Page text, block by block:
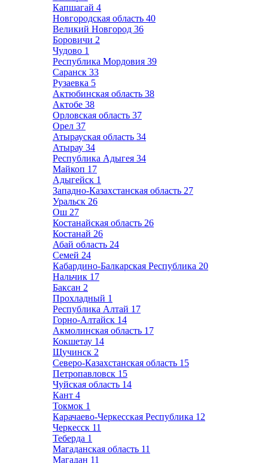
Капшагай 4
Новгородская область 40
Великий Новгород 36
Боровичи 2
Чудово 1
Республика Мордовия 39
Саранск 33
Рузаевка 5
Актюбинская область 38
Актобе 38
Орловская область 37
Орел 37
Атырауская область 34
Атырау 34
Республика Адыгея 34
Майкоп 17
Адыгейск 1
Западно-Казахстанская область 27
Уральск 26
Ош 27
Костанайская область 26
Костанай 26
Абай область 24
Семей 24
Кабардино-Балкарская Республика 20
Нальчик 17
Баксан 2
Прохладный 1
Республика Алтай 17
Горно-Алтайск 14
Акмолинская область 17
Кокшетау 14
Щучинск 2
Северо-Казахстанская область 15
Петропавловск 15
Чуйская область 14
Кант 4
Токмок 1
Карачаево-Черкесская Республика 12
Черкесск 11
Теберда 1
Магаданская область 11
Магадан 11